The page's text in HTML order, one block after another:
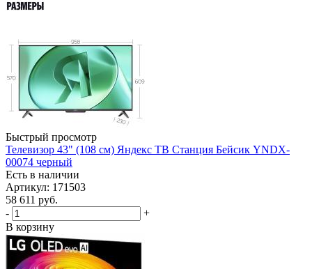
Быстрый просмотр
Телевизор 43" (108 см) Яндекс ТВ Станция Бейсик YNDX-
00074 черный
Есть в наличии
Артикул: 171503
58 611 руб.
-
+
В корзину